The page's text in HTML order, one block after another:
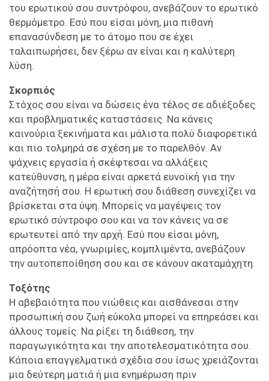
του ερωτικού σου συντρόφου, ανεβάζουν το ερωτικό
θερμόμετρο. Εσύ που είσαι μόνη, μια πιθανή
επανασύνδεση με το άτομο που σε έχει
ταλαιπωρήσει, δεν ξέρω αν είναι και η καλύτερη
λύση.
Σκορπιός
Στόχος σου είναι να δώσεις ένα τέλος σε αδιέξοδες
και προβληματικές καταστάσεις. Να κάνεις
καινούρια ξεκινήματα και μάλιστα πολύ διαφορετικά
και πιο τολμηρά σε σχέση με το παρελθόν. Αν
ψάχνεις εργασία ή σκέφτεσαι να αλλάξεις
κατεύθυνση, η μέρα είναι αρκετά ευνοϊκή για την
αναζήτησή σου. Η ερωτική σου διάθεση συνεχίζει να
βρίσκεται στα ύψη. Μπορείς να μαγέψεις τον
ερωτικό σύντροφο σου και να τον κάνεις να σε
ερωτευτεί από την αρχή. Εσύ που είσαι μόνη,
απρόοπτα νέα, γνωριμίες, κομπλιμέντα, ανεβάζουν
την αυτοπεποίθηση σου και σε κάνουν ακαταμάχητη.
Τοξότης
Η αβεβαιότητα που νιώθεις και αισθάνεσαι στην
προσωπική σου ζωή εύκολα μπορεί να επηρεάσει και
άλλους τομείς. Να ρίξει τη διάθεση, την
παραγωγικότητα και την αποτελεσματικότητα σου.
Κάποια επαγγελματικά σχέδια σου ίσως χρειάζονται
μια δεύτερη ματιά ή μια ενημέρωση πριν